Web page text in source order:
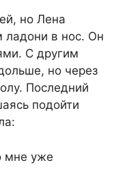
но Лена
ладони в нос. Он
С другим
но через
Последний
подойти
мне уже